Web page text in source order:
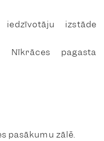
izstāde
pagasta
pasākumu zālē.